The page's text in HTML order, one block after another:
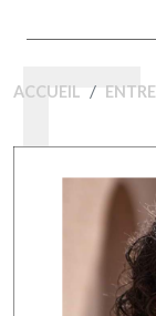
ACCUEIL